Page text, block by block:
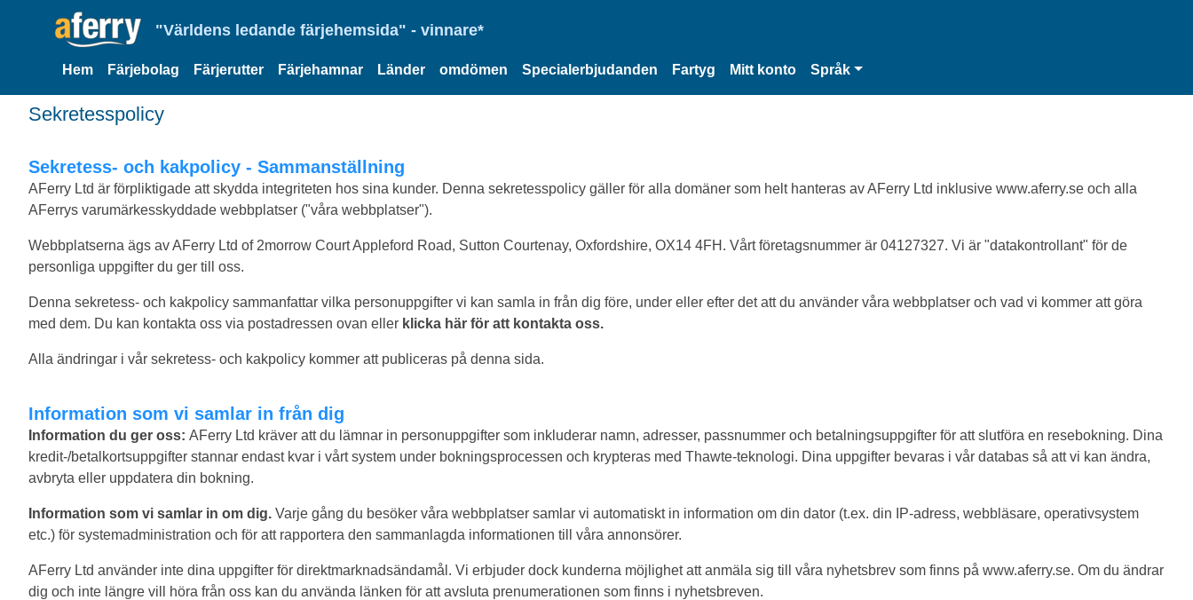
"Världens ledande färjehemsida" - vinnare*
Hem Färjebolag Färjerutter Färjehamnar Länder omdömen Specialerbjudanden Fartyg Mitt konto Språk
Sekretesspolicy
Sekretess- och kakpolicy - Sammanställning
AFerry Ltd är förpliktigade att skydda integriteten hos sina kunder. Denna sekretesspolicy gäller för alla domäner som helt hanteras av AFerry Ltd inklusive www.aferry.se och alla
AFerrys varumärkesskyddade webbplatser ("våra webbplatser").
Webbplatserna ägs av AFerry Ltd of 2morrow Court Appleford Road, Sutton Courtenay, Oxfordshire, OX14 4FH. Vårt företagsnummer är 04127327. Vi är "datakontrollant" för de
personliga uppgifter du ger till oss.
Denna sekretess- och kakpolicy sammanfattar vilka personuppgifter vi kan samla in från dig före, under eller efter det att du använder våra webbplatser och vad vi kommer att göra
med dem. Du kan kontakta oss via postadressen ovan eller klicka här för att kontakta oss.
Alla ändringar i vår sekretess- och kakpolicy kommer att publiceras på denna sida.
Information som vi samlar in från dig
Information du ger oss: AFerry Ltd kräver att du lämnar in personuppgifter som inkluderar namn, adresser, passnummer och betalningsuppgifter för att slutföra en resebokning. Dina
kredit-/betalkortsuppgifter stannar endast kvar i vårt system under bokningsprocessen och krypteras med Thawte-teknologi. Dina uppgifter bevaras i vår databas så att vi kan ändra,
avbryta eller uppdatera din bokning.
Information som vi samlar in om dig. Varje gång du besöker våra webbplatser samlar vi automatiskt in information om din dator (t.ex. din IP-adress, webbläsare, operativsystem
etc.) för systemadministration och för att rapportera den sammanlagda informationen till våra annonsörer.
AFerry Ltd använder inte dina uppgifter för direktmarknadsändamål. Vi erbjuder dock kunderna möjlighet att anmäla sig till våra nyhetsbrev som finns på www.aferry.se. Om du ändrar
dig och inte längre vill höra från oss kan du använda länken för att avsluta prenumerationen som finns i nyhetsbreven.